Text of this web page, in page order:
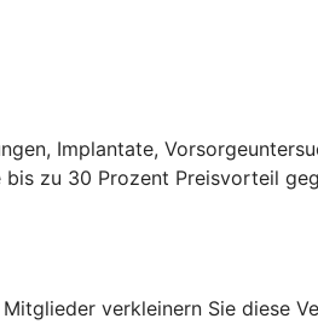
Implantate,
zu 30 Prozent Preis­vorteil
verkleinern Sie diese